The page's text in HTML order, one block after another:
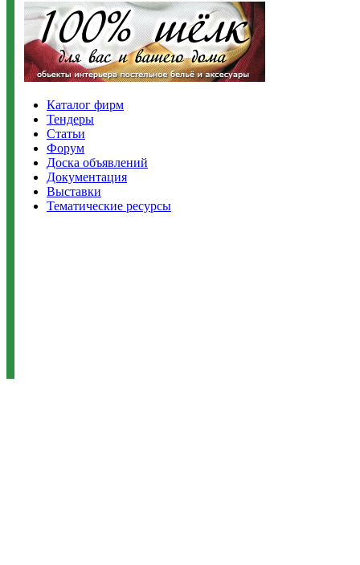
Каталог фирм
Тендеры
Статьи
Форум
Доска объявлений
Документация
Выставки
Тематические ресурсы